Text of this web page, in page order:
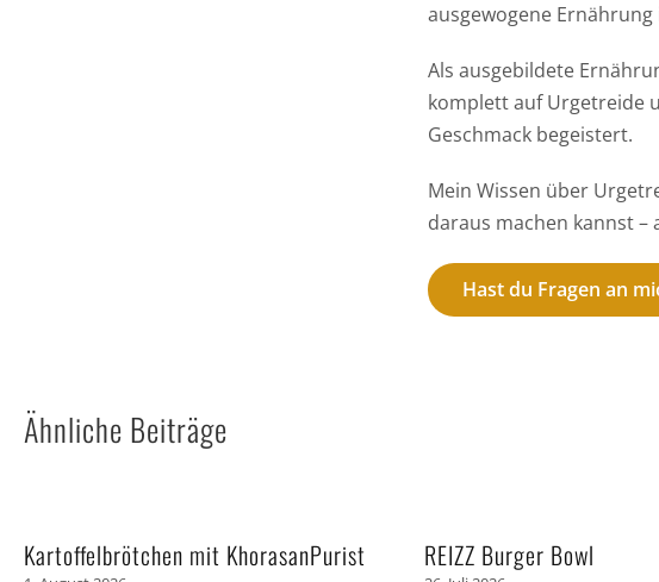
ausgewogene
Als ausgebildete
komplett auf Urgetreide
Geschmack begeistert.
Mein Wissen über
daraus machen kannst –
Hast du Fragen an
Ähnliche Beiträge
Kartoffelbrötchen mit KhorasanPurist REIZZ Burger Bowl